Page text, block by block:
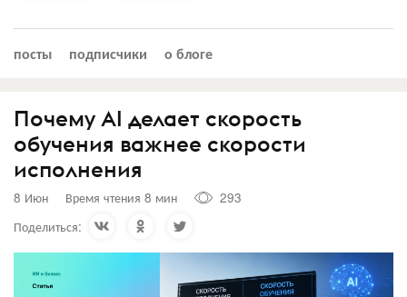
посты подписчики о блоге
Почему AI делает скорость
обучения важнее скорости
исполнения
8 Июн Время чтения 8 мин
293
Поделиться: